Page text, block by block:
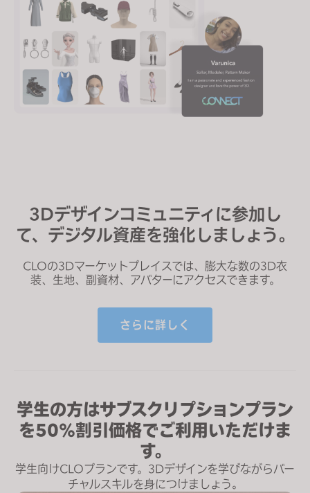
3Dデザインコミュニティに参加し
て、デジタル資産を強化しましょう。
CLOの3Dマーケットプレイスでは、膨大な数の3D衣
装、生地、副資材、アバターにアクセスできます。
さらに詳しく
学生の方はサブスクリプションプラン
を50％割引価格でご利用いただけま
す。
学生向けCLOプランです。3Dデザインを学びながらバー
チャルスキルを身につけましょう。